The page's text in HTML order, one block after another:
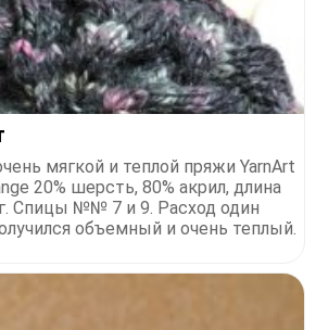
мягкой и теплой пряжи YarnArt
20% шерсть, 80% акрил, длина
Спицы №№ 7 и 9. Расход один
объемный и очень теплый.